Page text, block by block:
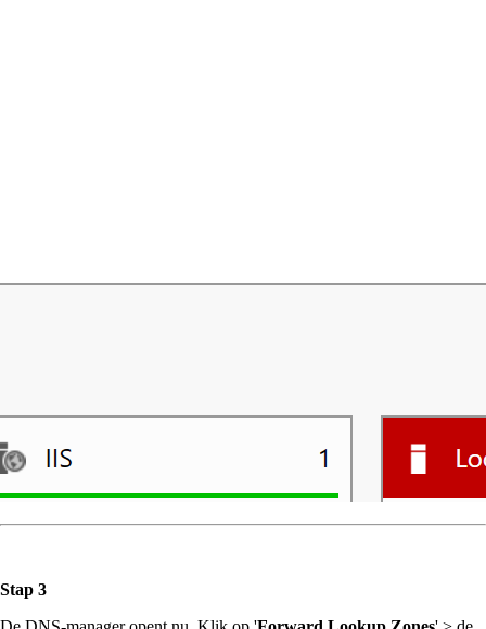
Stap 3